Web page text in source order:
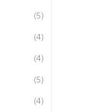
(5)
(4)
(4)
(5)
(4)